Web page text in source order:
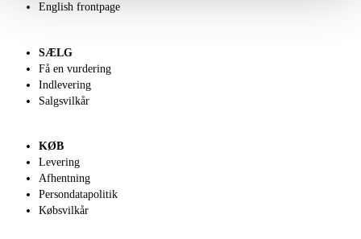
English frontpage
SÆLG
Få en vurdering
Indlevering
Salgsvilkår
KØB
Levering
Afhentning
Persondatapolitik
Købsvilkår